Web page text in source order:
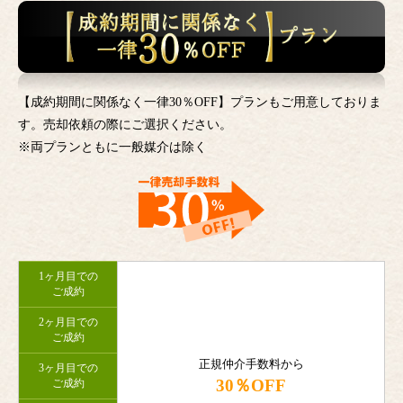
【成約期間に関係なく一律30％OFF】プランもご用意しておりま
す。売却依頼の際にご選択ください。
※両プランともに一般媒介は除く
1ヶ月目での
ご成約
正規仲介手数料から
30％OFF
2ヶ月目での
ご成約
3ヶ月目での
ご成約